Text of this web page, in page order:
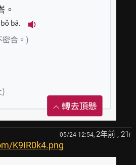
05/24 12:54, 2年前 , 21 F
K9IR0k4.png